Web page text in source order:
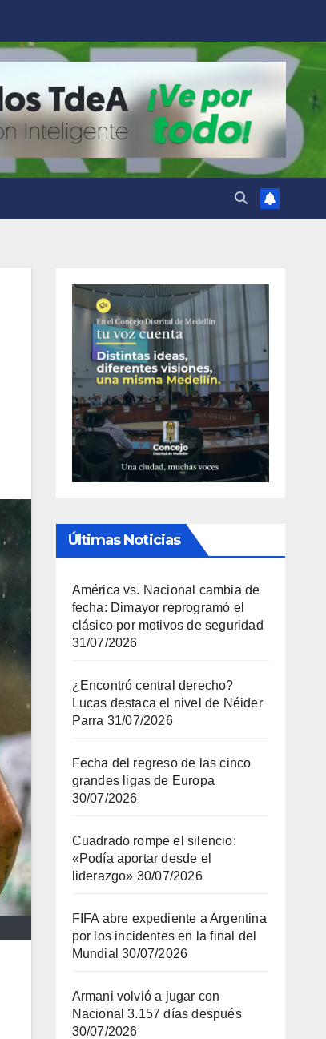
Últimas Noticias
América vs. Nacional cambia de
fecha: Dimayor reprogramó el
clásico por motivos de seguridad
31/07/2026
¿Encontró central derecho?
Lucas destaca el nivel de Néider
Parra 31/07/2026
Fecha del regreso de las cinco
grandes ligas de Europa
30/07/2026
Cuadrado rompe el silencio:
«Podía aportar desde el
liderazgo» 30/07/2026
FIFA abre expediente a Argentina
por los incidentes en la final del
Mundial 30/07/2026
Armani volvió a jugar con
Nacional 3.157 días después
30/07/2026